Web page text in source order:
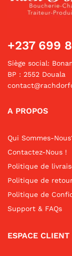
+237 699
Siège social:
BP : 2552 Douala
A PROPOS
Qui Sommes-
Contactez-Nous !
Politique de
Politique de
Politique de
Support & FAQs
ESPACE CLIENT